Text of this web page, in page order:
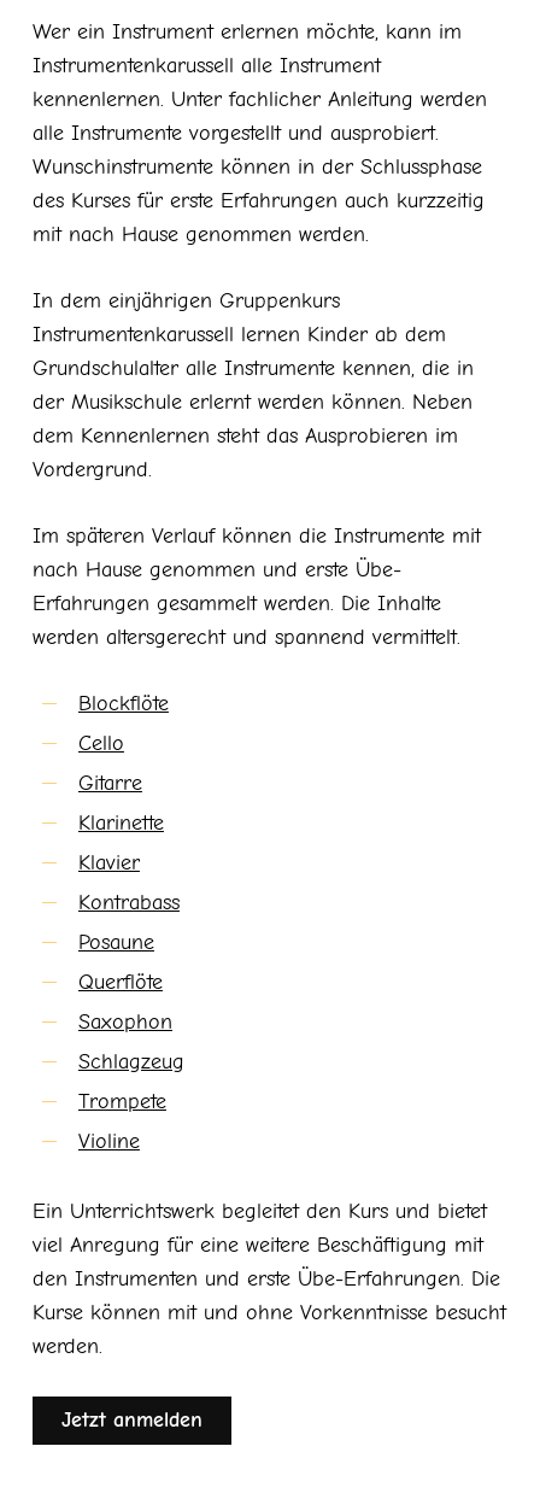
Wer ein Instrument erlernen möchte, kann im
Instrumentenkarussell alle Instrument
kennenlernen. Unter fachlicher Anleitung werden
alle Instrumente vorgestellt und ausprobiert.
Wunschinstrumente können in der Schlussphase
des Kurses für erste Erfahrungen auch kurzzeitig
mit nach Hause genommen werden.
In dem einjährigen Gruppenkurs
Instrumentenkarussell lernen Kinder ab dem
Grundschulalter alle Instrumente kennen, die in
der Musikschule erlernt werden können. Neben
dem Kennenlernen steht das Ausprobieren im
Vordergrund.
Im späteren Verlauf können die Instrumente mit
nach Hause genommen und erste Übe-
Erfahrungen gesammelt werden. Die Inhalte
werden altersgerecht und spannend vermittelt.
Blockflöte
Cello
Gitarre
Klarinette
Klavier
Kontrabass
Posaune
Querflöte
Saxophon
Schlagzeug
Trompete
Violine
Ein Unterrichtswerk begleitet den Kurs und bietet
viel Anregung für eine weitere Beschäftigung mit
den Instrumenten und erste Übe-Erfahrungen. Die
Kurse können mit und ohne Vorkenntnisse besucht
werden.
Jetzt anmelden